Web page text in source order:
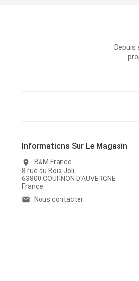
Depuis
Informations Sur Le Magasin
location_on
B&M France
8 rue du Bois Joli
63800 COURNON D'AUVERGNE
France
email Nous contacter